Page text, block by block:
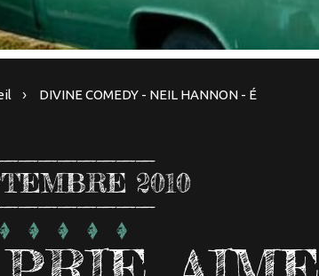
DIVINE COMEDY - NEIL HANNON - É
2010